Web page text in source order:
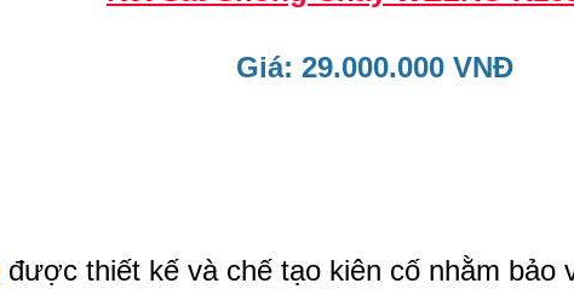
Giá: 29.000.000 VNĐ
được thiết kế và chế tạo kiên cố nhằm bảo